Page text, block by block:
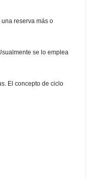
reserva más o
se lo emplea
El concepto de ciclo